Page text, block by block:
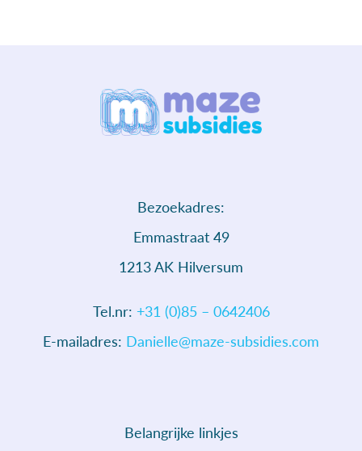
Bezoekadres:
Emmastraat 49
1213 AK Hilversum
Tel.nr: +31 (0)85 – 0642406
E-mailadres: Danielle@maze-subsidies.com
Belangrijke linkjes